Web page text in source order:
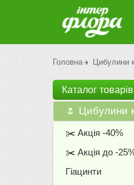
Головна Цибулини
Каталог товарiв
🌷 Цибулини
✂️ Акція -40%
✂️ Акція до -
Гіацинти